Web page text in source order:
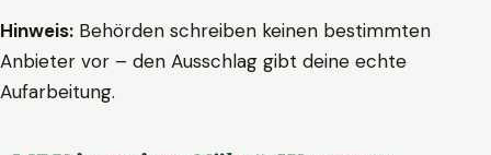
Hinweis: Behörden schreiben keinen bestimmten
Anbieter vor – den Ausschlag gibt deine echte
Aufarbeitung.